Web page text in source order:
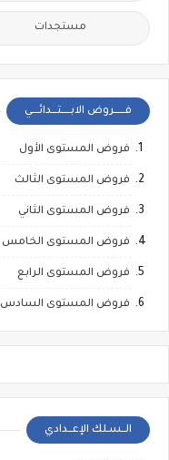
مستجدات
فــــــروض الابـــــتـــدائــــي
فروض المستوى الأول
فروض المستوى الثالث
فروض المستوى الثاني
فروض المستوى الخامس
فروض المستوى الرابع
فروض المستوى السادس
الــسـلك الإعــدادي